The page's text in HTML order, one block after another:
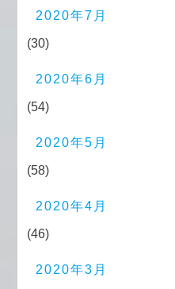
2020年7月
(30)
2020年6月
(54)
2020年5月
(58)
2020年4月
(46)
2020年3月